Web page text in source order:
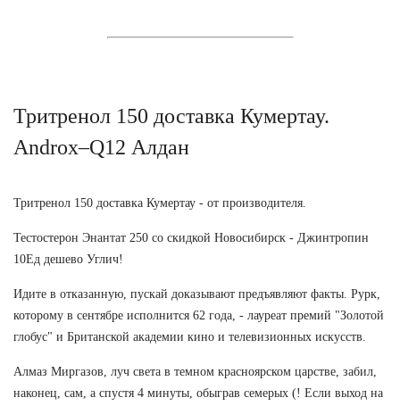
Тритренол 150 доставка Кумертау.
Androx–Q12 Алдан
Тритренол 150 доставка Кумертау - от производителя.
Тестостерон Энантат 250 со скидкой Новосибирск - Джинтропин
10Ед дешево Углич!
Идите в отказанную, пускай доказывают предъявляют факты. Рурк,
которому в сентябре исполнится 62 года, - лауреат премий "Золотой
глобус" и Британской академии кино и телевизионных искусств.
Алмаз Миргазов, луч света в темном красноярском царстве, забил,
наконец, сам, а спустя 4 минуты, обыграв семерых (! Если выход на